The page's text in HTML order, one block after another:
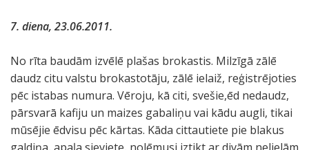
7. diena, 23.06.2011.
No rīta baudām izvēlē plašas brokastis. Milzīgā zālē
daudz citu valstu brokastotāju, zālē ielaiž, reģistrējoties
pēc istabas numura. Vēroju, kā citi, svešie,ēd nedaudz,
pārsvarā kafiju un maizes gabaliņu vai kādu augli, tikai
mūsējie ēdvisu pēc kārtas. Kāda cittautiete pie blakus